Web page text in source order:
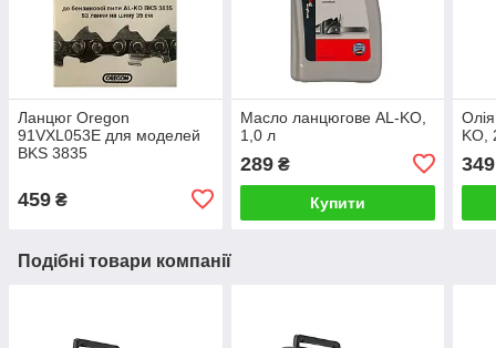
Ланцюг Oregon
91VXL053E для моделей
BKS 3835
459 ₴
Масло ланцюгове AL-KO,
1,0 л
289₴
Купити
KO,
349
Подібні товари компанії